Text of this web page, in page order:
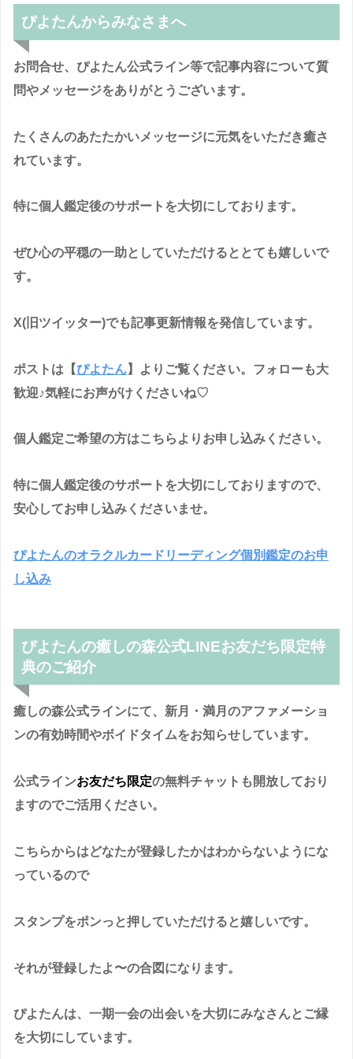
ぴよたんからみなさまへ
お問合せ、ぴよたん公式ライン等で記事内容について質
問やメッセージをありがとうございます。
たくさんのあたたかいメッセージに元気をいただき癒さ
れています。
特に個人鑑定後のサポートを大切にしております。
ぜひ心の平穏の一助としていただけるととても嬉しいで
す。
X(旧ツイッター)でも記事更新情報を発信しています。
ポストは【ぴよたん】よりご覧ください。フォローも大
歓迎♪気軽にお声がけくださいね♡
個人鑑定ご希望の方はこちらよりお申し込みください。
特に個人鑑定後のサポートを大切にしておりますので、
安心してお申し込みくださいませ。
ぴよたんのオラクルカードリーディング個別鑑定のお申
し込み
ぴよたんの癒しの森公式LINEお友だち限定特
典のご紹介
癒しの森公式ラインにて、新月・満月のアファメーショ
ンの有効時間やボイドタイムをお知らせしています。
公式ラインお友だち限定の無料チャットも開放しており
ますのでご活用ください。
こちらからはどなたが登録したかはわからないようにな
っているので
スタンプをポンっと押していただけると嬉しいです。
それが登録したよ〜の合図になります。
ぴよたんは、一期一会の出会いを大切にみなさんとご縁
を大切にしています。